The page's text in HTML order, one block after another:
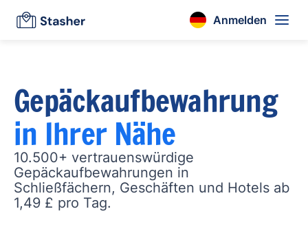
Anmelden
Gepäckaufbewahrung
in Ihrer Nähe
10.500+ vertrauenswürdige
Gepäckaufbewahrungen in
Schließfächern, Geschäften und Hotels ab
1,49 £ pro Tag.